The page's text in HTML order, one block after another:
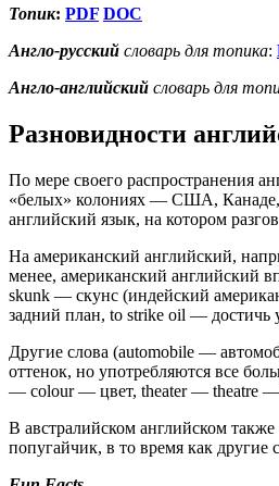
Топик: PDF DOC
Англо-русский словарь для топика:
Англо-английский словарь для
Разновидности
По мере своего распространения
«белых» колониях — США, Канаде,
английский язык, на котором
На американский английский,
менее, американский английский
skunk — скунс (индейский
задний план, to strike oil — достичь
Другие слова (automobile —
оттенок, но употребляются все
— colour — цвет, theater — theatre
В австралийском английском
попугайчик, в то время как